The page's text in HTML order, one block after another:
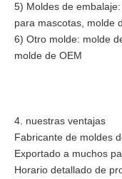
5) Moldes de
para mascotas, molde
6) Otro molde: molde
molde de OEM
4. nuestras ventajas
Fabricante de moldes
Exportado a muchos
Horario detallado de